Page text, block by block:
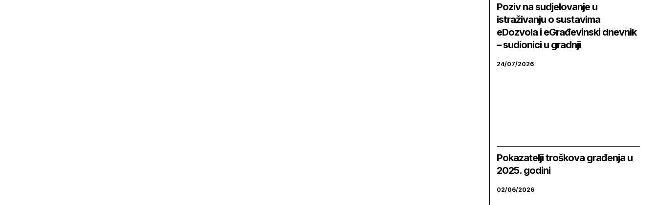
Poziv na sudjelovanje u
istraživanju o sustavima
eDozvola i eGrađevinski dnevnik
– sudionici u gradnji
24/07/2026
Pokazatelji troškova građenja u
2025. godini
02/06/2026